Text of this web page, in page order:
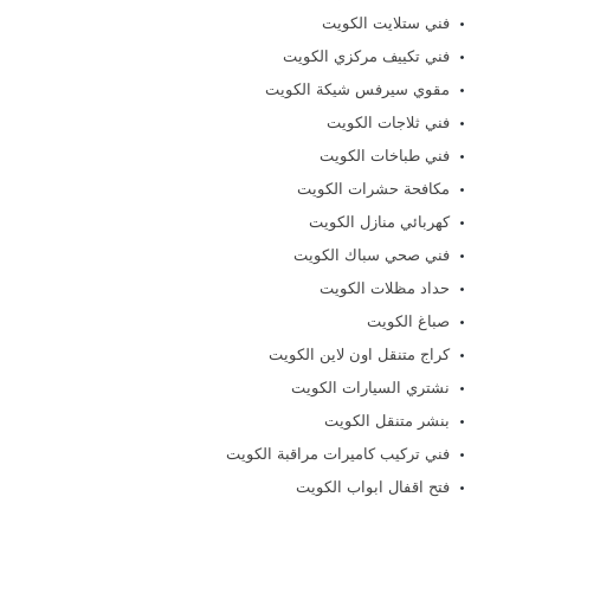
فني ستلايت الكويت
فني تكييف مركزي الكويت
مقوي سيرفس شيكة الكويت
فني ثلاجات الكويت
فني طباخات الكويت
مكافحة حشرات الكويت
كهربائي منازل الكويت
فني صحي سباك الكويت
حداد مظلات الكويت
صباغ الكويت
كراج متنقل اون لاين الكويت
نشتري السيارات الكويت
بنشر متنقل الكويت
فني تركيب كاميرات مراقبة الكويت
فتح اقفال ابواب الكويت